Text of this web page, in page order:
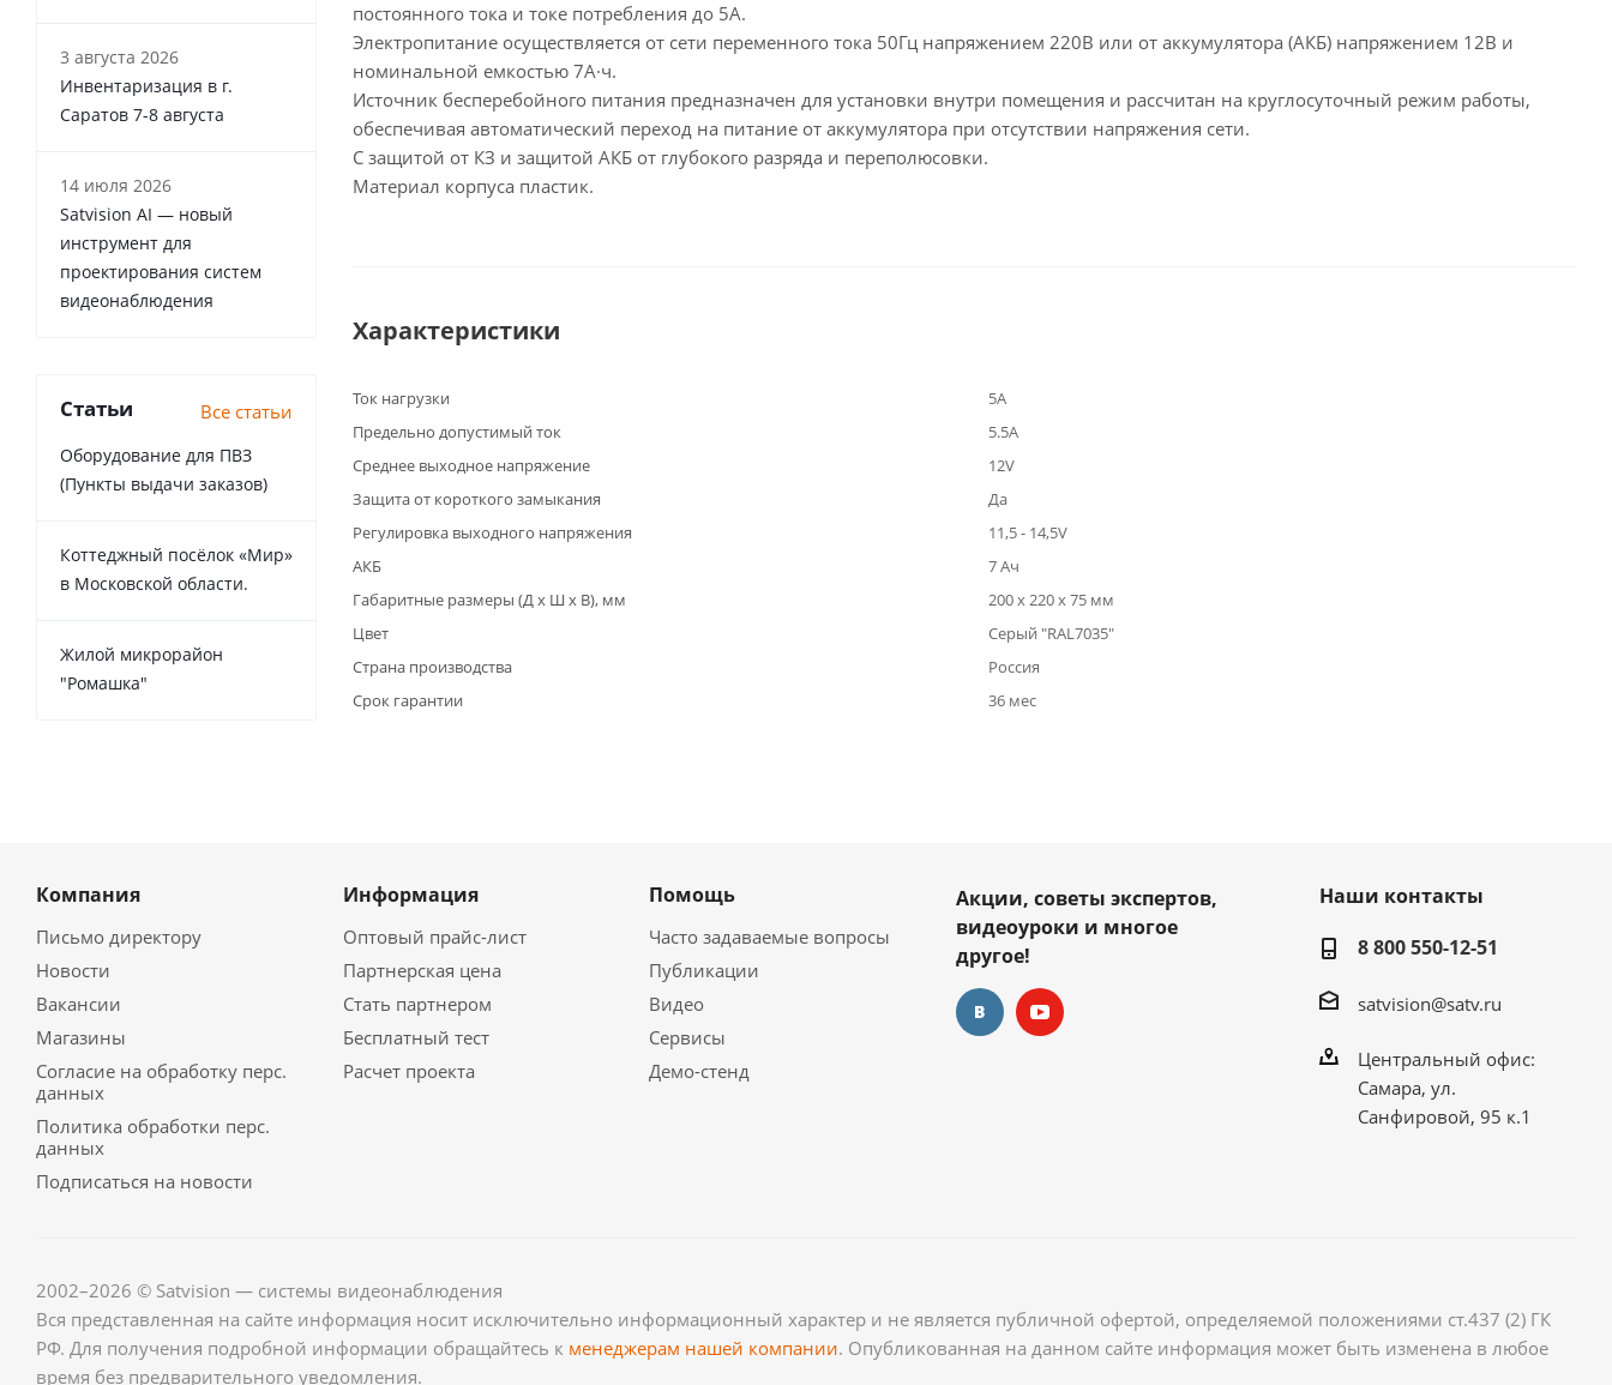
постоянного тока и токе потребления до 5A.
Электропитание осуществляется от сети переменного тока 50Гц напряжением 220В или от аккумулятора (АКБ) напряжением 12В и
номинальной емкостью 7А·ч.
Источник бесперебойного питания предназначен для установки внутри помещения и рассчитан на круглосуточный режим работы,
обеспечивая автоматический переход на питание от аккумулятора при отсутствии напряжения сети.
С защитой от КЗ и защитой АКБ от глубокого разряда и переполюсовки.
Материал корпуса пластик.
Характеристики
Ток нагрузки
5А
Предельно допустимый ток
5.5А
Среднее выходное напряжение
12V
Защита от короткого замыкания
Да
Регулировка выходного напряжения
11,5 - 14,5V
АКБ
7 Ач
Габаритные размеры (Д x Ш x В), мм
200 х 220 х 75 мм
Цвет
Серый "RAL7035"
Страна производства
Россия
Срок гарантии
36 мес
3 августа 2026
Инвентаризация в г.
Саратов 7-8 августа
14 июля 2026
Satvision AI — новый
инструмент для
проектирования систем
видеонаблюдения
Статьи Все статьи
Оборудование для ПВЗ
(Пункты выдачи заказов)
Коттеджный посёлок «Мир»
в Московской области.
Жилой микрорайон
"Ромашка"
Компания
Письмо директору
Новости
Вакансии
Магазины
Согласие на обработку перс.
данных
Политика обработки перс.
данных
Подписаться на новости
Информация
Оптовый прайс-лист
Партнерская цена
Стать партнером
Бесплатный тест
Расчет проекта
Помощь
Часто задаваемые вопросы
Публикации
Видео
Сервисы
Демо-стенд
Акции, советы экспертов,
видеоуроки и многое
другое!
Наши контакты
8 800 550-12-51
satvision@satv.ru
Центральный офис:
Самара, ул.
Санфировой, 95 к.1
2002–2026 © Satvision — системы видеонаблюдения
Вся представленная на сайте информация носит исключительно информационный характер и не является публичной офертой, определяемой положениями ст.437 (2) ГК
РФ. Для получения подробной информации обращайтесь к менеджерам нашей компании. Опубликованная на данном сайте информация может быть изменена в любое
время без предварительного уведомления.